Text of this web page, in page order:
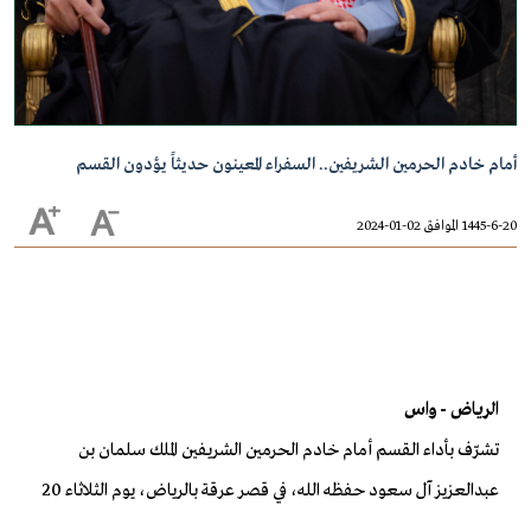
أمام خادم الحرمين الشريفين.. السفراء المعينون حديثاً يؤدون القسم
1445-6-20 الموافق 02-01-2024
الرياض - واس
تشرّف بأداء القسم أمام خادم الحرمين الشريفين الملك سلمان بن
عبدالعزيز آل سعود حفظه الله، في قصر عرقة بالرياض، يوم الثلاثاء 20